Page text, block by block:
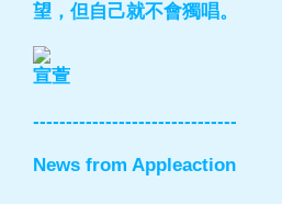
望，但自己就不會獨唱。
宣萱
-------------------------------
News from Appleaction